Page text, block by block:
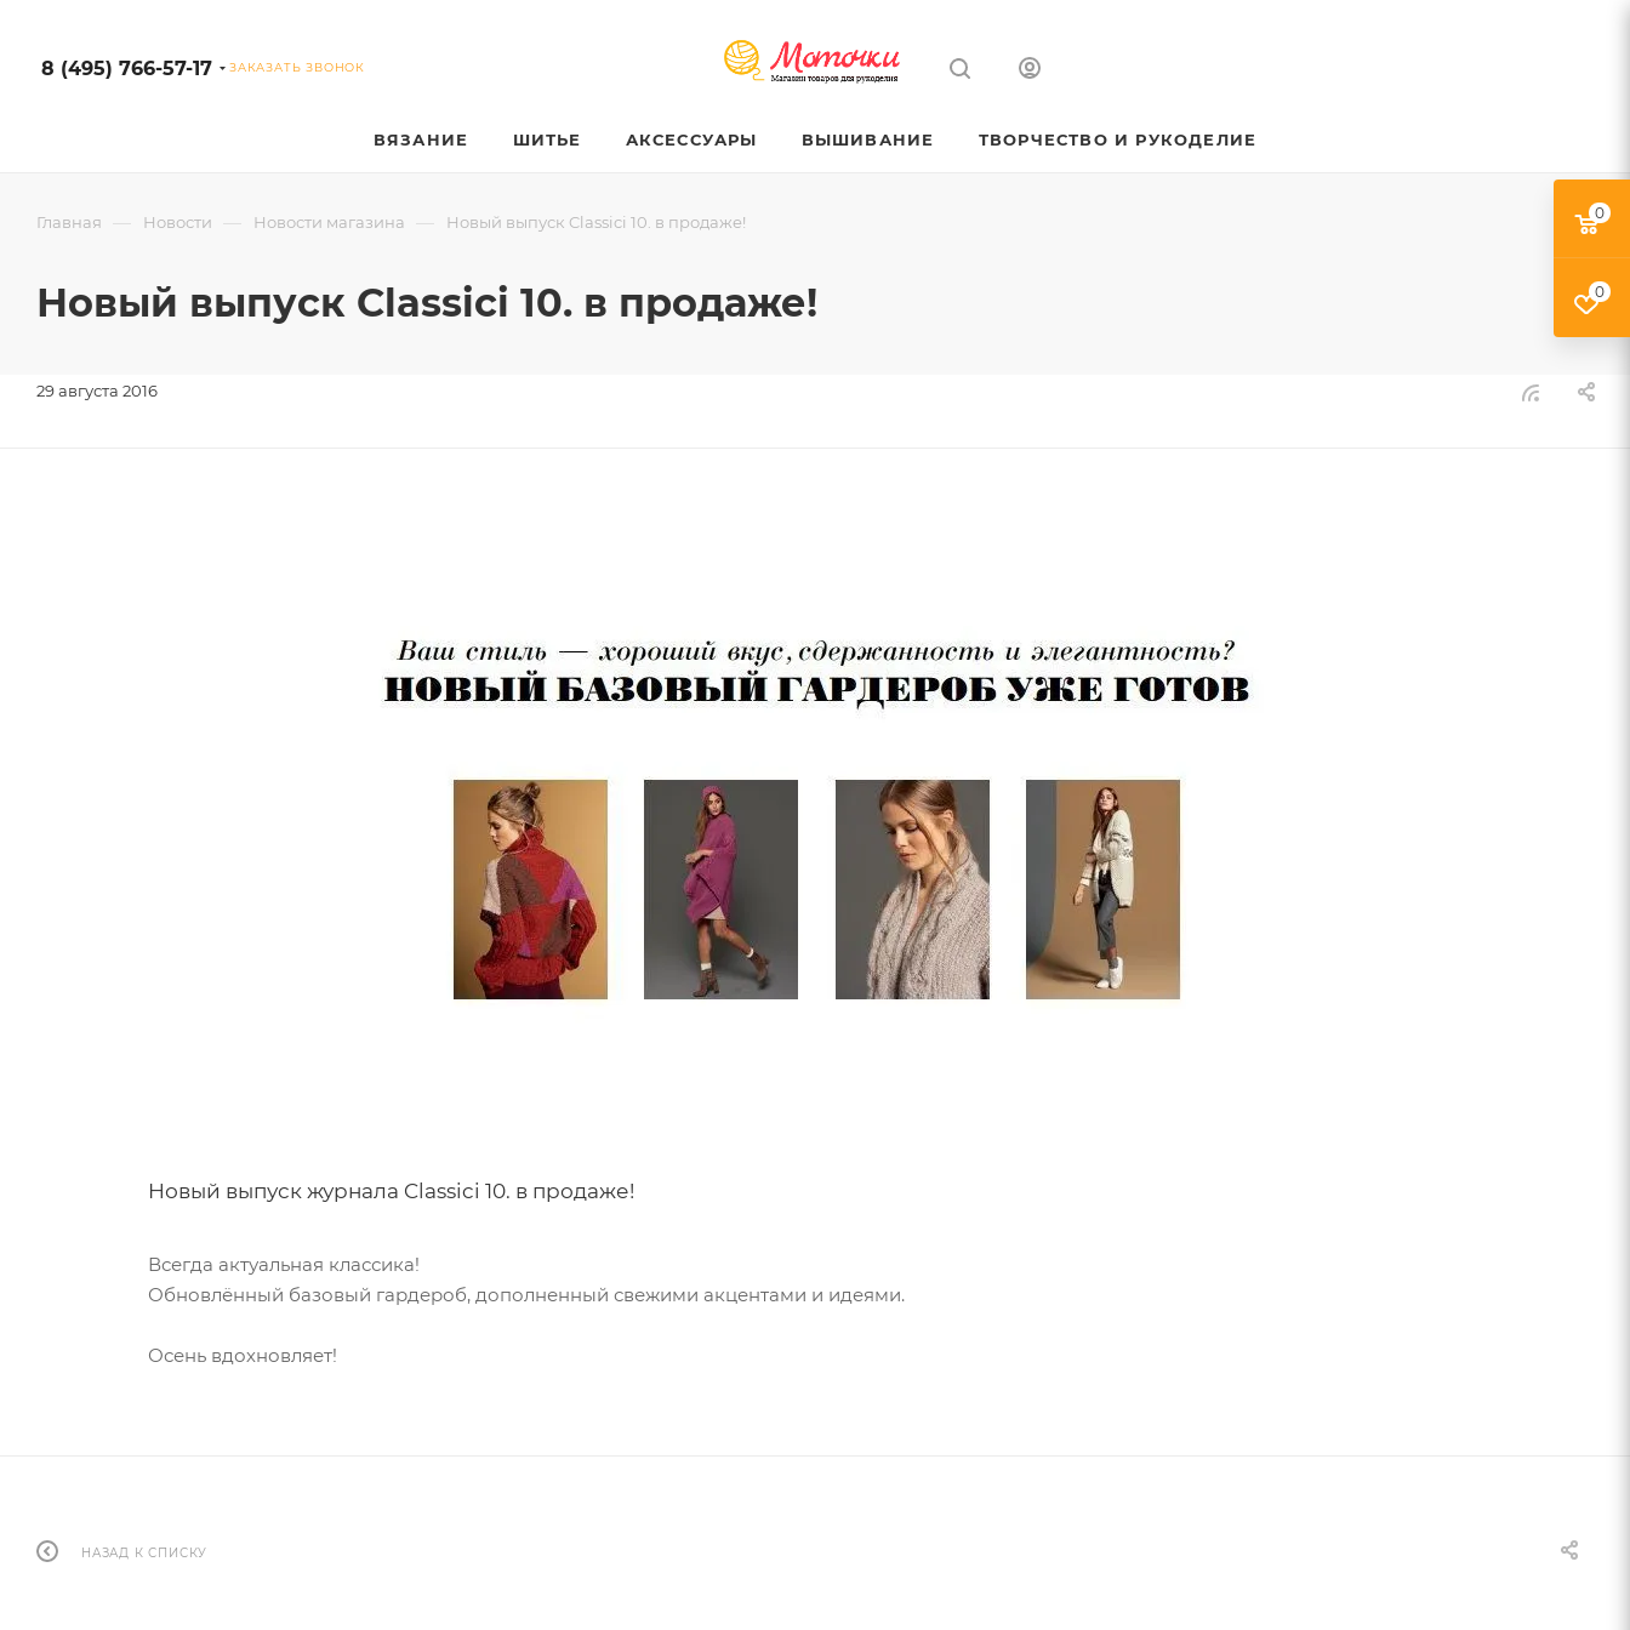
8 (495) 766-57-17 ЗАКАЗАТЬ ЗВОНОК
ВЯЗАНИЕ ШИТЬЕ АКСЕССУАРЫ ВЫШИВАНИЕ ТВОРЧЕСТВО И РУКОДЕЛИЕ
Главная — Новости — Новости магазина — Новый выпуск Classici 10. в продаже!
Новый выпуск Classici 10. в продаже!
29 августа 2016
Новый выпуск журнала Classici 10. в продаже!
Всегда актуальная классика!
Обновлённый базовый гардероб, дополненный свежими акцентами и идеями.
Осень вдохновляет!
НАЗАД К СПИСКУ
0
0